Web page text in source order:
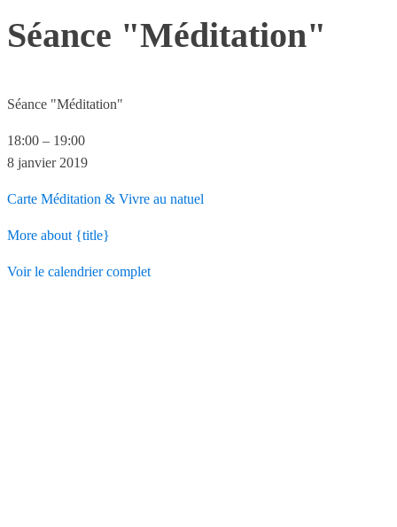
Séance "Méditation"
Séance "Méditation"
18:00 – 19:00
8 janvier 2019
Carte Méditation & Vivre au natuel
More about {title}
Voir le calendrier complet